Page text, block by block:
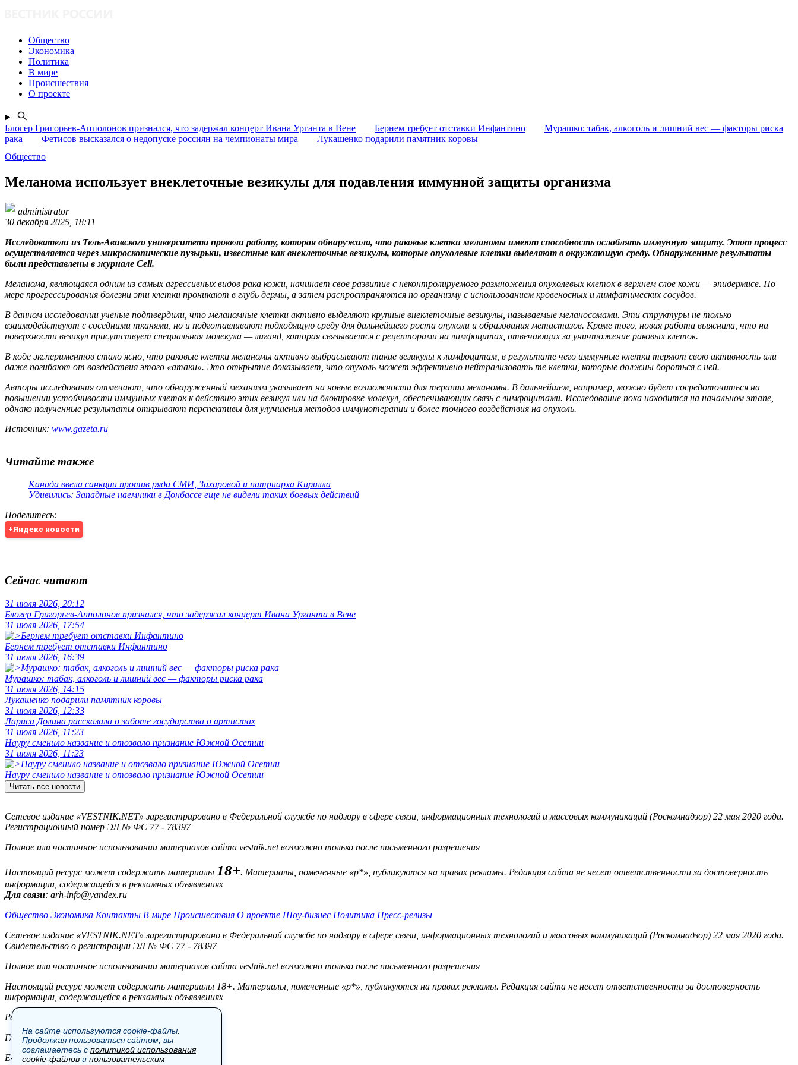
Общество
Экономика
Политика
В мире
Происшествия
О проекте
Блогер Григорьев-Апполонов признался, что задержал концерт Ивана Урганта в Вене Бернем требует отставки Инфантино
Мурашко: табак, алкоголь и лишний вес — факторы риска
рака
Фетисов высказался о недопуске россиян на чемпионаты мира
Лукашенко подарили памятник коровы
Общество
Меланома использует внеклеточные везикулы для подавления иммунной защиты организма
administrator
30 декабря 2025, 18:11
Исследователи из Тель-Авивского университета провели работу, которая обнаружила, что раковые клетки меланомы имеют способность ослаблять иммунную защиту. Этот процесс
осуществляется через микроскопические пузырьки, известные как внеклеточные везикулы, которые опухолевые клетки выделяют в окружающую среду. Обнаруженные результаты
были представлены в журнале Cell.
Меланома, являющаяся одним из самых агрессивных видов рака кожи, начинает свое развитие с неконтролируемого размножения опухолевых клеток в верхнем слое кожи — эпидермисе. По
мере прогрессирования болезни эти клетки проникают в глубь дермы, а затем распространяются по организму с использованием кровеносных и лимфатических сосудов.
В данном исследовании ученые подтвердили, что меланомные клетки активно выделяют крупные внеклеточные везикулы, называемые меланосомами. Эти структуры не только
взаимодействуют с соседними тканями, но и подготавливают подходящую среду для дальнейшего роста опухоли и образования метастазов. Кроме того, новая работа выяснила, что на
поверхности везикул присутствует специальная молекула — лиганд, которая связывается с рецепторами на лимфоцитах, отвечающих за уничтожение раковых клеток.
В ходе экспериментов стало ясно, что раковые клетки меланомы активно выбрасывают такие везикулы к лимфоцитам, в результате чего иммунные клетки теряют свою активность или
даже погибают от воздействия этого «атаки». Это открытие доказывает, что опухоль может эффективно нейтрализовать те клетки, которые должны бороться с ней.
Авторы исследования отмечают, что обнаруженный механизм указывает на новые возможности для терапии меланомы. В дальнейшем, например, можно будет сосредоточиться на
повышении устойчивости иммунных клеток к действию этих везикул или на блокировке молекул, обеспечивающих связь с лимфоцитами. Исследование пока находится на начальном этапе,
однако полученные результаты открывают перспективы для улучшения методов иммунотерапии и более точного воздействия на опухоль.
Источник: www.gazeta.ru
Читайте также
Канада ввела санкции против ряда СМИ, Захаровой и патриарха Кирилла
Удивились: Западные наемники в Донбассе еще не видели таких боевых действий
Поделитесь:
+Яндекс новости
Сейчас читают
31 июля 2026, 20:12
Блогер Григорьев-Апполонов признался, что задержал концерт Ивана Урганта в Вене
31 июля 2026, 17:54
Бернем требует отставки Инфантино
31 июля 2026, 16:39
Мурашко: табак, алкоголь и лишний вес — факторы риска рака
31 июля 2026, 14:15
Лукашенко подарили памятник коровы
31 июля 2026, 12:33
Лариса Долина рассказала о заботе государства о артистах
31 июля 2026, 11:23
Науру сменило название и отозвало признание Южной Осетии
31 июля 2026, 11:23
Науру сменило название и отозвало признание Южной Осетии
Читать все новости
Сетевое издание «VESTNIK.NET» зарегистрировано в Федеральной службе по надзору в сфере связи, информационных технологий и массовых коммуникаций (Роскомнадзор) 22 мая 2020 года.
Регистрационный номер ЭЛ № ФС 77 - 78397
Полное или частичное использовании материалов сайта vestnik.net возможно только после письменного разрешения
Настоящий ресурс может содержать материалы 18+. Материалы, помеченные «р*», публикуются на правах рекламы. Редакция сайта не несет ответственности за достоверность
информации, содержащейся в рекламных объявлениях
Для связи: arh-info@yandex.ru
Общество Экономика Контакты В мире Происшествия О проекте Шоу-бизнес Политика Пресс-релизы
Сетевое издание «VESTNIK.NET» зарегистрировано в Федеральной службе по надзору в сфере связи, информационных технологий и массовых коммуникаций (Роскомнадзор) 22 мая 2020 года.
Свидетельство о регистрации ЭЛ № ФС 77 - 78397
Полное или частичное использовании материалов сайта vestnik.net возможно только после письменного разрешения
Настоящий ресурс может содержать материалы 18+. Материалы, помеченные «р*», публикуются на правах рекламы. Редакция сайта не несет ответственности за достоверность
информации, содержащейся в рекламных объявлениях
Редакция:
Главный редактор: Боровов М.С.
E-mail: site@vestnik.net, reb.msk@yandex.ru
На сайте используются cookie-файлы.
Продолжая пользоваться сайтом, вы
соглашаетесь с политикой использования
cookie-файлов и пользовательским